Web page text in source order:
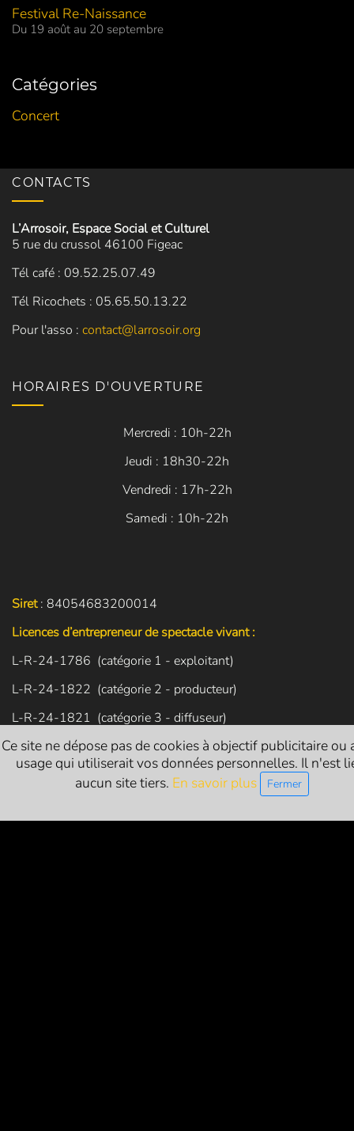
Festival Re-Naissance
Du 19 août au 20 septembre
Catégories
Concert
CONTACTS
L’Arrosoir, Espace Social et Culturel
5 rue du crussol 46100 Figeac
Tél café : 09.52.25.07.49
Tél Ricochets : 05.65.50.13.22
Pour l'asso : contact@larrosoir.org
HORAIRES D'OUVERTURE
Mercredi : 10h-22h
Jeudi : 18h30-22h
Vendredi : 17h-22h
Samedi : 10h-22h
Siret: 84054683200014
Licences d’entrepreneur de spectacle vivant :
L-R-24-1786 (catégorie 1 - exploitant)
L-R-24-1822 (catégorie 2 - producteur)
L-R-24-1821 (catégorie 3 - diffuseur)
NOUS SUIVRE
Ce site ne dépose pas de cookies à objectif publicitaire ou
usage qui utiliserait vos données personnelles. Il n'est
aucun site tiers. En savoir plus Fermer